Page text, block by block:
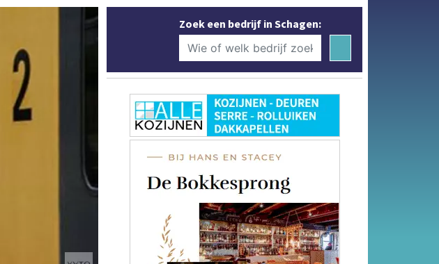
Zoek een bedrijf in Schagen: